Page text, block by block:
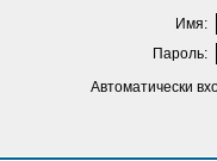
Имя:
Пароль:
Автоматически